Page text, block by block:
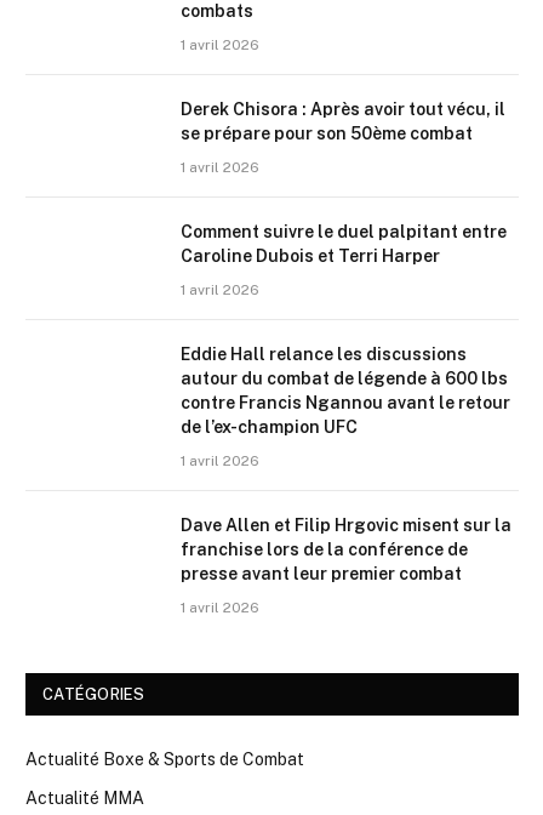
combats
1 avril 2026
Derek Chisora : Après avoir tout vécu, il
se prépare pour son 50ème combat
1 avril 2026
Comment suivre le duel palpitant entre
Caroline Dubois et Terri Harper
1 avril 2026
Eddie Hall relance les discussions
autour du combat de légende à 600 lbs
contre Francis Ngannou avant le retour
de l’ex-champion UFC
1 avril 2026
Dave Allen et Filip Hrgovic misent sur la
franchise lors de la conférence de
presse avant leur premier combat
1 avril 2026
CATÉGORIES
Actualité Boxe & Sports de Combat
Actualité MMA